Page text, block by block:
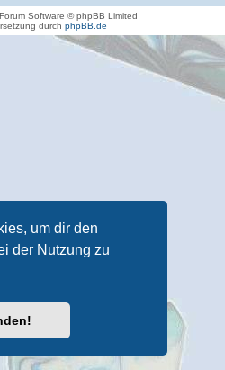
um dir den
der Nutzung zu
Software © phpBB Limited
durch phpBB.de